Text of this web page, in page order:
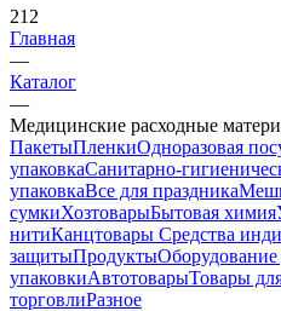
212
Главная
—
Каталог
—
Медицинские расходные
ПакетыПленкиОдноразовая
упаковкаСанитарно-
упаковкаВсе для праздника
сумкиХозтоварыБытовая химия
нитиКанцтовары Средства
защитыПродуктыОборудование
упаковкиАвтотоварыТовары
торговлиРазное